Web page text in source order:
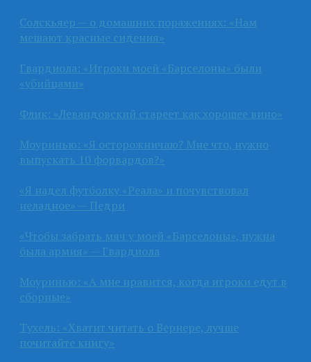
Солскьяер — о домашних поражениях: «Нам
мешают красные сидения»
Гвардиола: «Игроки моей «Барселоны» были
«убийцами»
Флик: «Левандовский стареет как хорошее вино»
Моуринью: «Я осторожничаю? Мне что, нужно
выпускать 10 форвардов?»
«Я надел футболку «Реала» и почувствовал
неладное» — Педри
«Чтобы забрать мяч у моей «Барселоны», нужна
была армия» — Гвардиола
Моуринью: «А мне нравится, когда игроки едут в
сборные»
Тухель: «Хватит читать о Вернере, лучше
почитайте книгу»